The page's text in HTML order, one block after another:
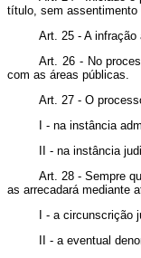
título, sem assentimento
Art. 25 - A
Art. 26 - No
com as áreas públicas.
Art. 27 - O
I - na instância
II - na instância
Art. 28 - Sempre
as arrecadará mediante
I - a
II - a eventual